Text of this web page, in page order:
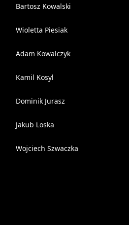
Bartosz Kowalski
Wioletta Piesiak
Adam Kowalczyk
Kamil Kosyl
Dominik Jurasz
Jakub Loska
Wojciech Szwaczka